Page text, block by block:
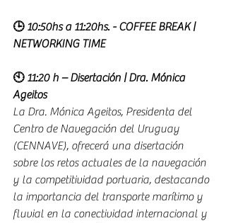
🕒 10:50hs a 11:20hs. - COFFEE BREAK |
NETWORKING TIME
🕙 11:20 h – Disertación | Dra. Mónica
Ageitos
La Dra. Mónica Ageitos, Presidenta del
Centro de Navegación del Uruguay
(CENNAVE), ofrecerá una disertación
sobre los retos actuales de la navegación
y la competitividad portuaria, destacando
la importancia del transporte marítimo y
fluvial en la conectividad internacional y